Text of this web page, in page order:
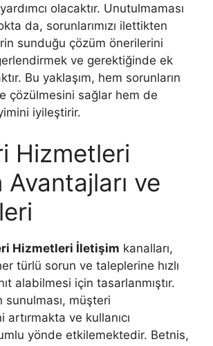
olacaktır. Unutulmaması
da, sorunlarımızı ilettikten
sunduğu çözüm önerilerini
ve gerektiğinde ek
Bu yaklaşım, hem sorunların
çözülmesini sağlar hem de
iyileştirir.
Hizmetleri
Avantajları ve
Hizmetleri İletişim kanalları,
türlü sorun ve taleplerine hızlı
alabilmesi için tasarlanmıştır.
sunulması, müşteri
ve kullanıcı
yönde etkilemektedir. Betnis,